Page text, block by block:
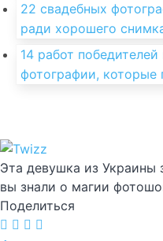
22 свадебных
ради хорошего
14 работ
фотографии, которые
Эта девушка из Украины
вы знали о магии
Поделиться